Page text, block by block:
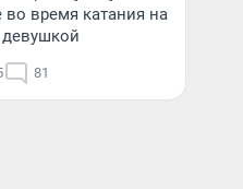
во время катания на
81